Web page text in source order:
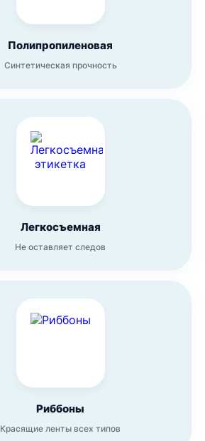
Полипропиленовая
Синтетическая прочность
Легкосъемная
Не оставляет следов
Риббоны
Красящие ленты всех типов